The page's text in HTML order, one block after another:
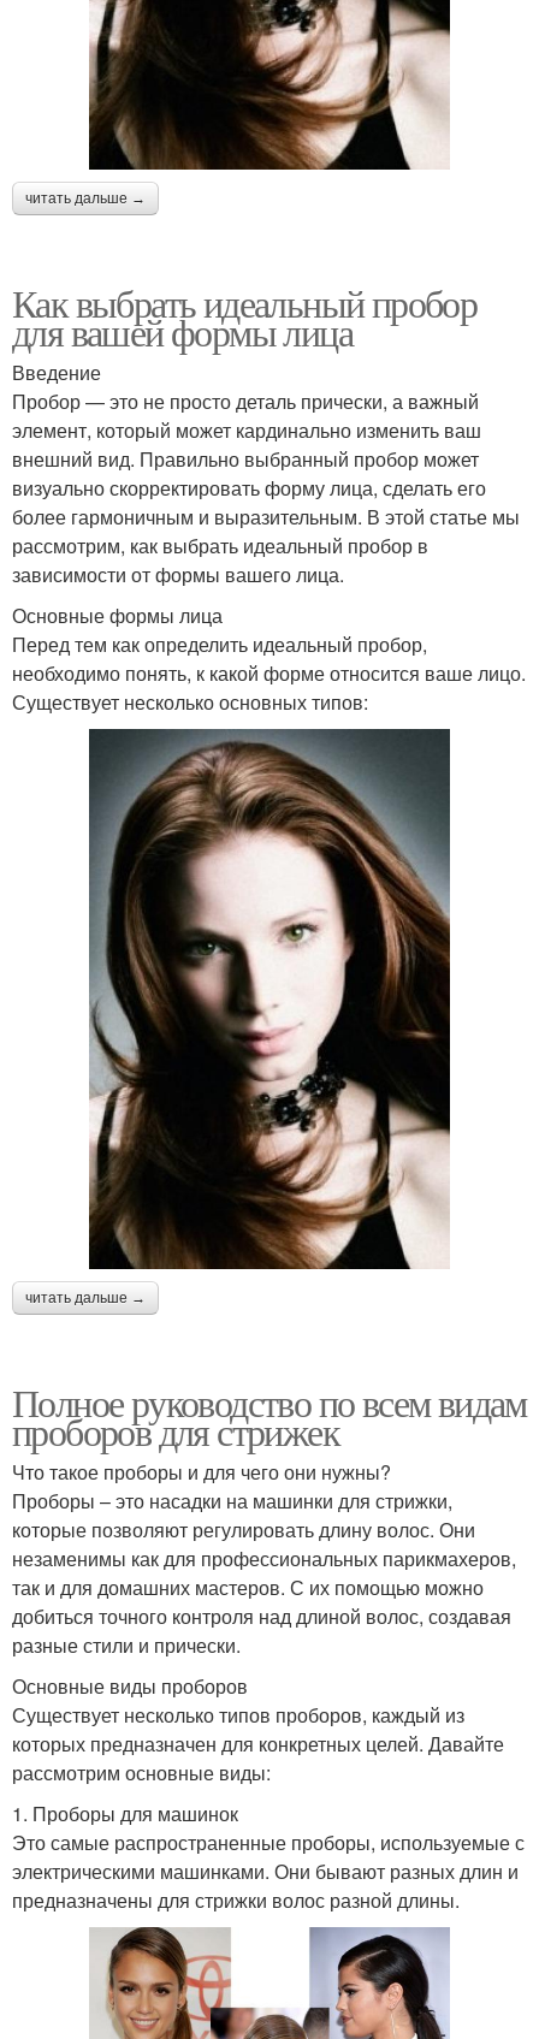
читать дальше →
Как выбрать идеальный пробор
для вашей формы лица
Введение
Пробор — это не просто деталь прически, а важный
элемент, который может кардинально изменить ваш
внешний вид. Правильно выбранный пробор может
визуально скорректировать форму лица, сделать его
более гармоничным и выразительным. В этой статье мы
рассмотрим, как выбрать идеальный пробор в
зависимости от формы вашего лица.
Основные формы лица
Перед тем как определить идеальный пробор,
необходимо понять, к какой форме относится ваше лицо.
Существует несколько основных типов:
читать дальше →
Полное руководство по всем видам
проборов для стрижек
Что такое проборы и для чего они нужны?
Проборы – это насадки на машинки для стрижки,
которые позволяют регулировать длину волос. Они
незаменимы как для профессиональных парикмахеров,
так и для домашних мастеров. С их помощью можно
добиться точного контроля над длиной волос, создавая
разные стили и прически.
Основные виды проборов
Существует несколько типов проборов, каждый из
которых предназначен для конкретных целей. Давайте
рассмотрим основные виды:
1. Проборы для машинок
Это самые распространенные проборы, используемые с
электрическими машинками. Они бывают разных длин и
предназначены для стрижки волос разной длины.